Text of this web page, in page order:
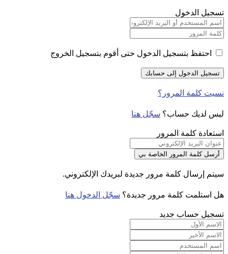
تسجيل الدخول
احتفظ بتسجيل الدخول حتى أقوم بتسجيل الخروج
نسيت كلمة المرور؟
ليس لديك حساب؟ سجّل هنا
استعادة كلمة المرور
سيتم إرسال كلمة مرور جديدة لبريدك الإلكتروني.
هل استلمت كلمة مرور جديدة؟ سجّل الدخول هنا
تسجيل حساب جديد